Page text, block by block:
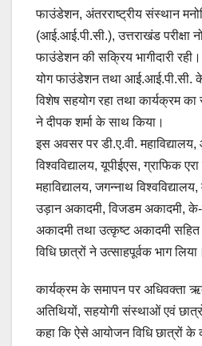
फाउंडेशन, अंतरराष्ट्रीय संस्थान
(आई.आई.पी.सी.), उत्तराखंड परीक्षा
फाउंडेशन की सक्रिय भागीदारी
योग फाउंडेशन तथा आई.आई.पी.सी. के
विशेष सहयोग रहा तथा कार्यक्रम
ने दीपक शर्मा के साथ किया।
इस अवसर पर डी.ए.वी.
विश्वविद्यालय, यूपीईएस, ग्राफिक एरा
महाविद्यालय, जगन्नाथ विश्वविद्यालय,
उड़ान अकादमी, विजडम अकादमी,
अकादमी तथा उत्कृष्ट अकादमी
विधि छात्रों ने उत्साहपूर्वक भाग लिया।
कार्यक्रम के समापन पर अधिवक्ता
अतिथियों, सहयोगी संस्थाओं एवं
कहा कि ऐसे आयोजन विधि छात्रों के